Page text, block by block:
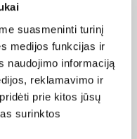
suasmeninti turinį
medijos funkcijas ir
naudojimo informaciją
reklamavimo ir
prie kitos jūsų
surinktos